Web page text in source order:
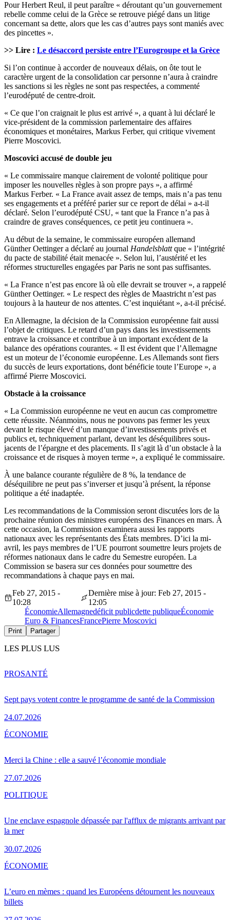
Pour Herbert Reul, il peut paraître « déroutant qu’un gouvernement
rebelle comme celui de la Grèce se retrouve piégé dans un litige
concernant sa dette, alors que les cas d’autres pays sont maniés avec
des pincettes ».
>> Lire : Le désaccord persiste entre l’Eurogroupe et la Grèce
Si l’on continue à accorder de nouveaux délais, on ôte tout le
caractère urgent de la consolidation car personne n’aura à craindre
les sanctions si les règles ne sont pas respectées, a commenté
l’eurodéputé de centre-droit.
« Ce que l’on craignait le plus est arrivé », a quant à lui déclaré le
vice-président de la commission parlementaire des affaires
économiques et monétaires, Markus Ferber, qui critique vivement
Pierre Moscovici.
Moscovici accusé de double jeu
« Le commissaire manque clairement de volonté politique pour
imposer les nouvelles règles à son propre pays », a affirmé
Markus Ferber. « La France avait assez de temps, mais n’a pas tenu
ses engagements et a préféré parier sur ce report de délai » a-t-il
déclaré. Selon l’eurodéputé CSU, « tant que la France n’a pas à
craindre de graves conséquences, ce petit jeu continuera ».
Au début de la semaine, le commissaire européen allemand
Günther Oettinger a déclaré au journal Handelsblattque « l’intégrité
du pacte de stabilité était menacée ». Selon lui, l’austérité et les
réformes structurelles engagées par Paris ne sont pas suffisantes.
« La France n’est pas encore là où elle devrait se trouver », a rappelé
Günther Oettinger. « Le respect des règles de Maastricht n’est pas
toujours à la hauteur de nos attentes. C’est inquiétant », a-t-il précisé.
En Allemagne, la décision de la Commission européenne fait aussi
l’objet de critiques. Le retard d’un pays dans les investissements
entrave la croissance et contribue à un important excédent de la
balance des opérations courantes. « Il est évident que l’Allemagne
est un moteur de l’économie européenne. Les Allemands sont fiers
du succès de leurs exportations, dont bénéficie toute l’Europe », a
affirmé Pierre Moscovici.
Obstacle à la croissance
« La Commission européenne ne veut en aucun cas compromettre
cette réussite. Néanmoins, nous ne pouvons pas fermer les yeux
devant le risque élevé d’un manque d’investissements privés et
publics et, techniquement parlant, devant les déséquilibres sous-
jacents de l’épargne et des placements. Il s’agit là d’un obstacle à la
croissance et de risques à moyen terme », a expliqué le commissaire.
À une balance courante régulière de 8 %, la tendance de
déséquilibre ne peut pas s’inverser et jusqu’à présent, la réponse
politique a été inadaptée.
Les recommandations de la Commission seront discutées lors de la
prochaine réunion des ministres européens des Finances en mars. À
cette occasion, la Commission examinera aussi les rapports
nationaux avec les représentants des États membres. D’ici la mi-
avril, les pays membres de l’UE pourront soumettre leurs projets de
réformes nationaux dans le cadre du Semestre européen. La
Commission se basera sur ces données pour soumettre des
recommandations à chaque pays en mai.
Feb 27, 2015 -
10:28
Dernière mise à jour: Feb 27, 2015 -
12:05
ÉconomieAllemagnedéficit publicdette publiqueÉconomie
Euro & FinancesFrancePierre Moscovici
Print Partager
LES PLUS LUS
Sept pays votent contre le programme de santé de la Commission
24.07.2026
PROSANTÉ
Merci la Chine : elle a sauvé l’économie mondiale
27.07.2026
ÉCONOMIE
Une enclave espagnole dépassée par l'afflux de migrants arrivant par
la mer
30.07.2026
POLITIQUE
L’euro en mèmes : quand les Européens détournent les nouveaux
billets
ÉCONOMIE